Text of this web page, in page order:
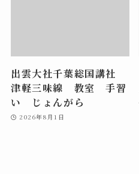
出雲大社千葉総国講社
津軽三味線 教室 手習
い じょんがら
2026年8月1日